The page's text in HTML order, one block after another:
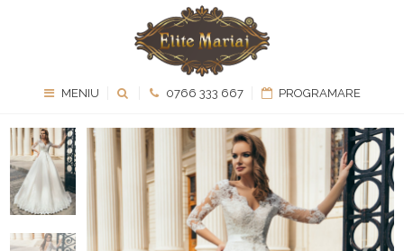
MENIU 0766 333 667 PROGRAMARE